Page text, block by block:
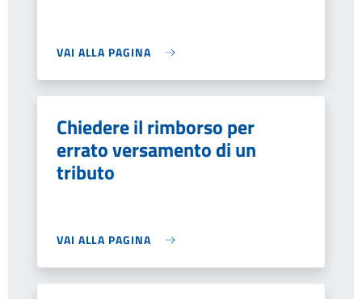
VAI ALLA PAGINA
Chiedere il rimborso per
errato versamento di un
tributo
VAI ALLA PAGINA